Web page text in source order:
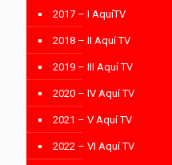
2017 – I AquíTV
2018 – II Aquí TV
2019 – III Aquí TV
2020 – IV Aquí TV
2021 – V Aquí TV
2022 – VI Aquí TV